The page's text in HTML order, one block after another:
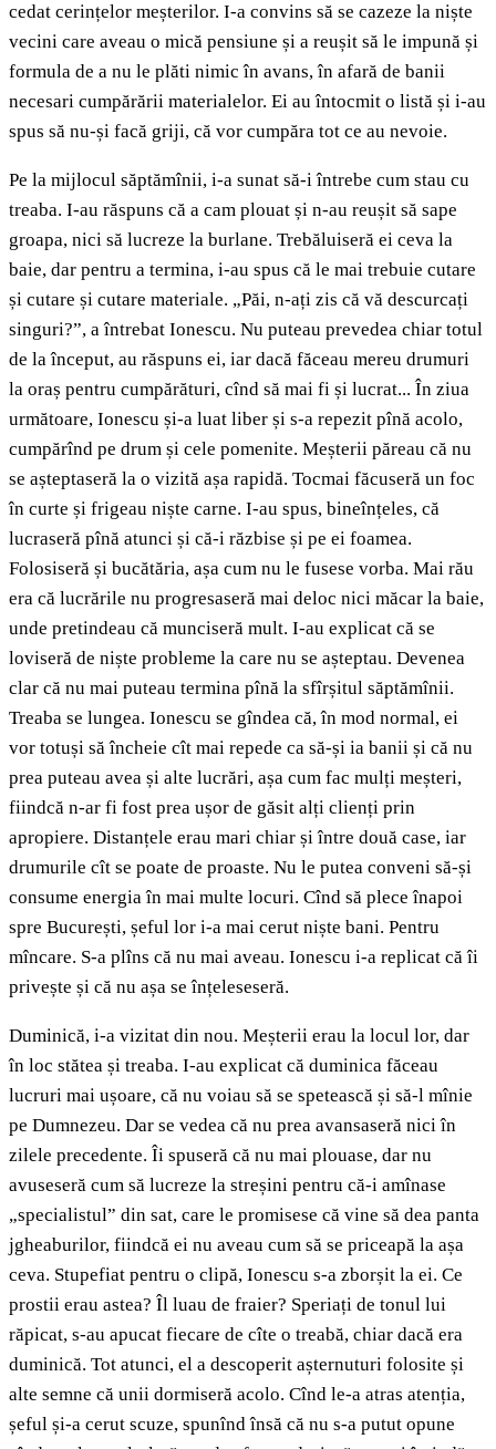
cedat cerințelor meșterilor. I-a convins să se cazeze la niște
vecini care aveau o mică pensiune și a reușit să le impună și
formula de a nu le plăti nimic în avans, în afară de banii
necesari cumpărării materialelor. Ei au întocmit o listă și i-au
spus să nu-și facă griji, că vor cumpăra tot ce au nevoie.
Pe la mijlocul săptămînii, i-a sunat să-i întrebe cum stau cu
treaba. I-au răspuns că a cam plouat și n-au reușit să sape
groapa, nici să lucreze la burlane. Trebăluiseră ei ceva la
baie, dar pentru a termina, i-au spus că le mai trebuie cutare
și cutare și cutare materiale. „Păi, n-ați zis că vă descurcați
singuri?”, a întrebat Ionescu. Nu puteau prevedea chiar totul
de la început, au răspuns ei, iar dacă făceau mereu drumuri
la oraș pentru cumpărături, cînd să mai fi și lucrat... În ziua
următoare, Ionescu și-a luat liber și s-a repezit pînă acolo,
cumpărînd pe drum și cele pomenite. Meșterii păreau că nu
se așteptaseră la o vizită așa rapidă. Tocmai făcuseră un foc
în curte și frigeau niște carne. I-au spus, bineînțeles, că
lucraseră pînă atunci și că-i răzbise și pe ei foamea.
Folosiseră și bucătăria, așa cum nu le fusese vorba. Mai rău
era că lucrările nu progresaseră mai deloc nici măcar la baie,
unde pretindeau că munciseră mult. I-au explicat că se
loviseră de niște probleme la care nu se așteptau. Devenea
clar că nu mai puteau termina pînă la sfîrșitul săptămînii.
Treaba se lungea. Ionescu se gîndea că, în mod normal, ei
vor totuși să încheie cît mai repede ca să-și ia banii și că nu
prea puteau avea și alte lucrări, așa cum fac mulți meșteri,
fiindcă n-ar fi fost prea ușor de găsit alți clienți prin
apropiere. Distanțele erau mari chiar și între două case, iar
drumurile cît se poate de proaste. Nu le putea conveni să-și
consume energia în mai multe locuri. Cînd să plece înapoi
spre București, șeful lor i-a mai cerut niște bani. Pentru
mîncare. S-a plîns că nu mai aveau. Ionescu i-a replicat că îi
privește și că nu așa se înțeleseseră.
Duminică, i-a vizitat din nou. Meșterii erau la locul lor, dar
în loc stătea și treaba. I-au explicat că duminica făceau
lucruri mai ușoare, că nu voiau să se spetească și să-l mînie
pe Dumnezeu. Dar se vedea că nu prea avansaseră nici în
zilele precedente. Îi spuseră că nu mai plouase, dar nu
avuseseră cum să lucreze la streșini pentru că-i amînase
„specialistul” din sat, care le promisese că vine să dea panta
jgheaburilor, fiindcă ei nu aveau cum să se priceapă la așa
ceva. Stupefiat pentru o clipă, Ionescu s-a zborșit la ei. Ce
prostii erau astea? Îl luau de fraier? Speriați de tonul lui
răpicat, s-au apucat fiecare de cîte o treabă, chiar dacă era
duminică. Tot atunci, el a descoperit așternuturi folosite și
alte semne că unii dormiseră acolo. Cînd le-a atras atenția,
șeful și-a cerut scuze, spunînd însă că nu s-a putut opune